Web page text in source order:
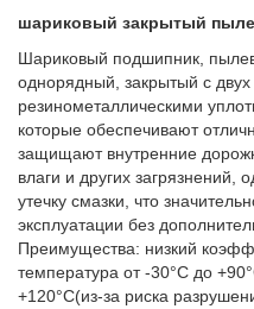
шариковый закрытый
Шариковый подшипник,
однорядный, закрытый с двух
резинометаллическими
которые обеспечивают
защищают внутренние
влаги и других
утечку смазки, что
эксплуатации без
Преимущества: низкий
температура от -30°C до
+120°C(из-за риска